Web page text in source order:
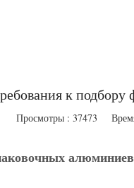
к подбору
Просмотры : 37473